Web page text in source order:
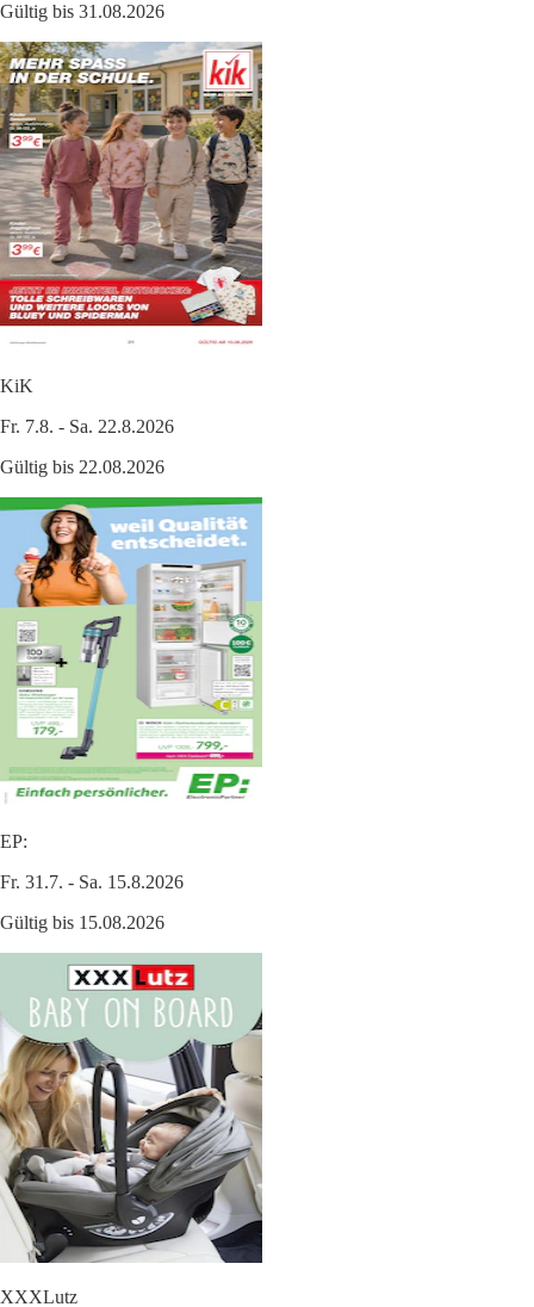
Gültig bis 31.08.2026
KiK
Fr. 7.8. - Sa. 22.8.2026
Gültig bis 22.08.2026
EP:
Fr. 31.7. - Sa. 15.8.2026
Gültig bis 15.08.2026
XXXLutz